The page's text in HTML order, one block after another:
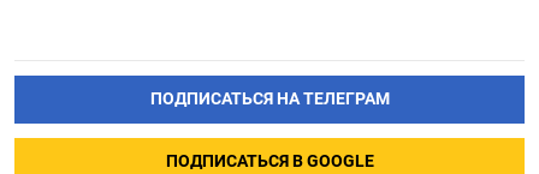
ПОДПИСАТЬСЯ НА ТЕЛЕГРАМ
ПОДПИСАТЬСЯ В GOOGLE